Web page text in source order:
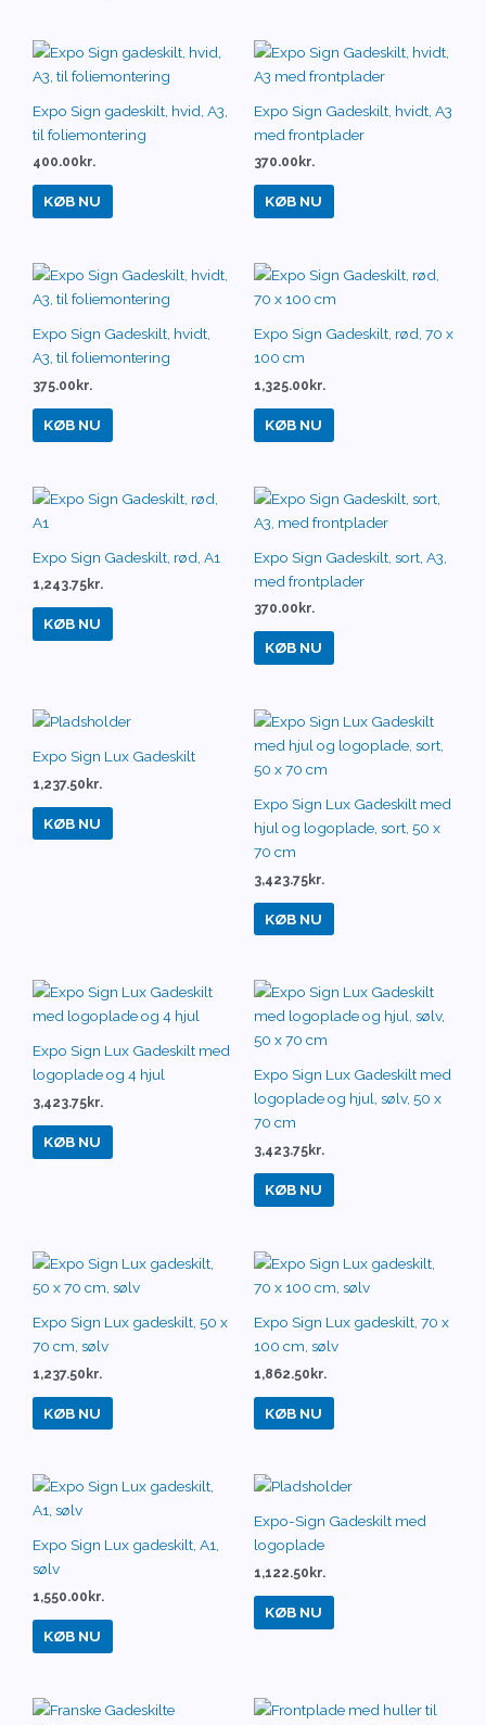
Expo Sign gadeskilt, hvid, A3,
til foliemontering
400.00 kr.
KØB NU
Expo Sign Gadeskilt, hvidt, A3
med frontplader
370.00 kr.
KØB NU
Expo Sign Gadeskilt, hvidt,
A3, til foliemontering
375.00 kr.
KØB NU
Expo Sign Gadeskilt, rød, 70 x
100 cm
1,325.00 kr.
KØB NU
Expo Sign Gadeskilt, rød, A1
1,243.75kr.
KØB NU
Expo Sign Gadeskilt, sort, A3,
med frontplader
370.00 kr.
KØB NU
Expo Sign Lux Gadeskilt
1,237.50 kr.
KØB NU
Expo Sign Lux Gadeskilt med
hjul og logoplade, sort, 50 x
70 cm
3,423.75kr.
KØB NU
Expo Sign Lux Gadeskilt med
logoplade og 4 hjul
3,423.75kr.
KØB NU
Expo Sign Lux Gadeskilt med
logoplade og hjul, sølv, 50 x
70 cm
3,423.75kr.
KØB NU
Expo Sign Lux gadeskilt, 50 x
70 cm, sølv
1,237.50 kr.
KØB NU
Expo Sign Lux gadeskilt, 70 x
100 cm, sølv
1,862.50 kr.
KØB NU
Expo Sign Lux gadeskilt, A1,
sølv
1,550.00 kr.
KØB NU
Expo-Sign Gadeskilt med
logoplade
1,122.50 kr.
KØB NU